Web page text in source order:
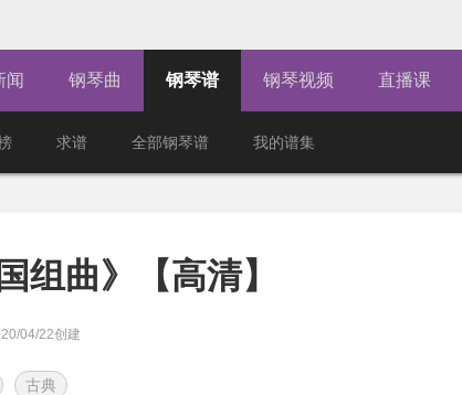
闻 钢琴曲 钢琴谱 钢琴视频 直播课
求谱 全部钢琴谱 我的谱集
组曲》【高清】
04/22创建
古典